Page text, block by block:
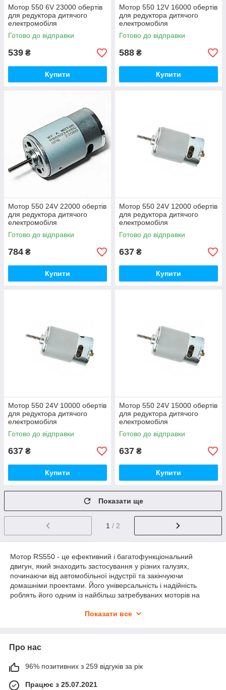
Мотор 550 6V 23000 обертів
для редуктора дитячого
електромобіля
Готово до відправки
539 ₴
Купити
Мотор 550 12V 16000 обертів
для редуктора дитячого
електромобіля
Готово до відправки
588 ₴
Купити
Мотор 550 24V 22000 обертів
для редуктора дитячого
електромобіля
Готово до відправки
784 ₴
Купити
Мотор 550 24V 12000 обертів
для редуктора дитячого
електромобіля
Готово до відправки
637 ₴
Купити
Мотор 550 24V 10000 обертів
для редуктора дитячого
електромобіля
Готово до відправки
637 ₴
Купити
Мотор 550 24V 15000 обертів
для редуктора дитячого
електромобіля
Готово до відправки
637 ₴
Купити
Показати ще
1 / 2
Мотор RS550 - це ефективний і багатофункціональний
двигун, який знаходить застосування у різних галузях,
починаючи від автомобільної індустрії та закінчуючи
домашніми проектами. Його універсальність і надійність
роблять його одним із найбільш затребуваних моторів на
переваги двигуна RS550.
потужність і продуктивність. З його допомогою можна легко
високої потужності.
Надійність та Довговічність: Цей мотор виготовлений із
Показати все
Про нас
96% позитивних з 259 відгуків за рік
Працює з 25.07.2021